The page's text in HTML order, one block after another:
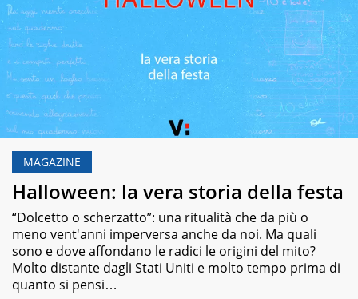
MAGAZINE
Halloween: la vera storia della festa
“Dolcetto o scherzatto”: una ritualità che da più o
meno vent'anni imperversa anche da noi. Ma quali
sono e dove affondano le radici le origini del mito?
Molto distante dagli Stati Uniti e molto tempo prima di
quanto si pensi…